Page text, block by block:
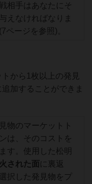
相手はあなたにそ
えなければなりま
ページを参照)。
から1枚以上の発見
加することができま
物のマーケットト
は、そのコストを
す。使用した松明
された面 に裏返
選択した発見物をプ